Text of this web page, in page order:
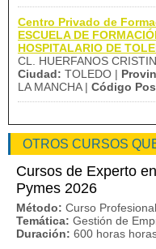
Centro Privado de
ESCUELA DE
HOSPITALARIO DE
CL. HUERFANOS
Ciudad: TOLEDO |
LA MANCHA | Código
OTROS CURSOS
Cursos de Experto
Pymes 2026
Método: Curso
Temática: Gestión de
Duración: 600 horas